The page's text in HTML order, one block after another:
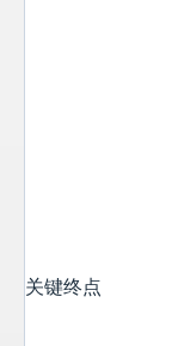
关键终点